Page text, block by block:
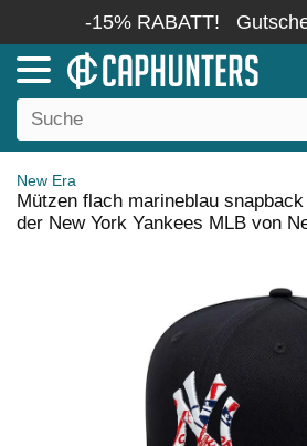
-15% RABATT!
New Era
Mützen flach marineblau
der New York Yankees MLB von